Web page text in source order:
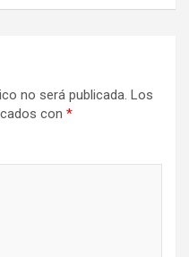
no será publicada. Los
con *